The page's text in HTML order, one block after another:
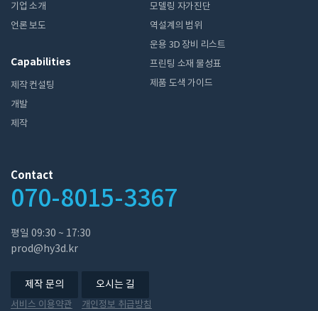
기업 소개
언론 보도
Capabilities
제작 컨설팅
개발
제작
모델링 자가진단
역설계의 범위
운용 3D 장비 리스트
프린팅 소재 물성표
제품 도색 가이드
Contact
070-8015-3367
평일 ​09:30 ~ 17:30
prod@hy3d.kr
제작 문의 오시는 길
서비스 이용약관 개인정보 취급방침